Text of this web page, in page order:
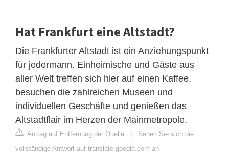
Hat Frankfurt eine Altstadt?
Die Frankfurter Altstadt ist ein Anziehungspunkt
für jedermann. Einheimische und Gäste aus
aller Welt treffen sich hier auf einen Kaffee,
besuchen die zahlreichen Museen und
individuellen Geschäfte und genießen das
Altstadtflair im Herzen der Mainmetropole.
Antrag auf Entfernung der Quelle | Sehen Sie sich die
vollständige Antwort auf translate.google.com an